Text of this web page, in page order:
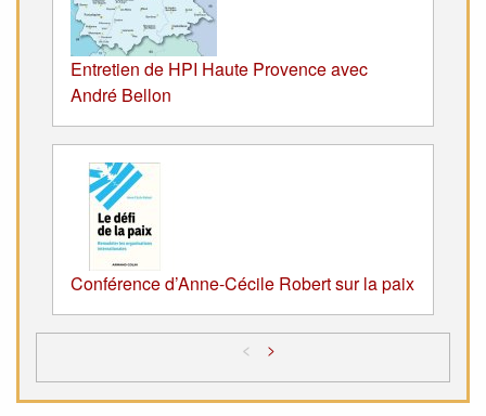
Entretien de HPI Haute Provence avec
André Bellon
Conférence d’Anne-Cécile Robert sur la paix
< >